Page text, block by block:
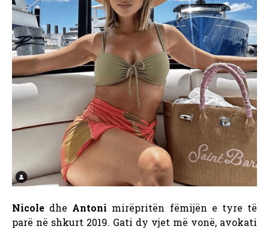
Nicole dhe Antoni mirëpritën fëmijën e tyre të
parë në shkurt 2019. Gati dy vjet më vonë, avokati